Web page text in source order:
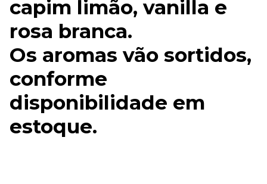
capim limão, vanilla e
rosa branca.
Os aromas vão sortidos,
conforme
disponibilidade em
estoque.